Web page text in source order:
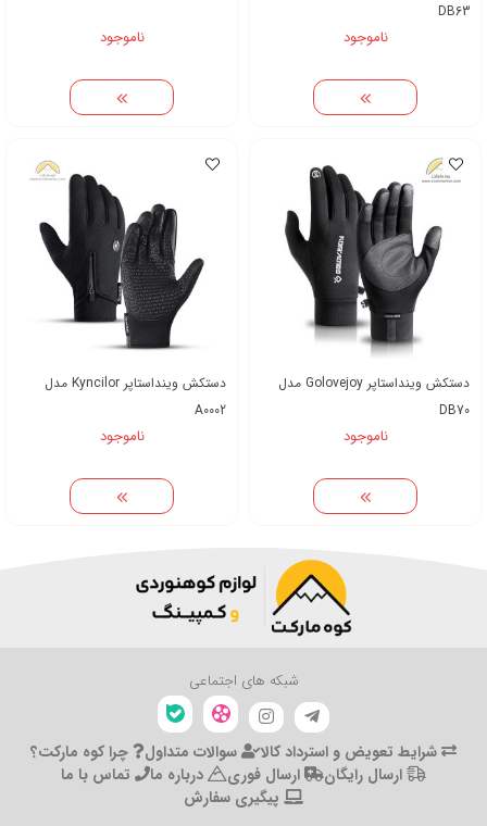
DB63
ناموجود ناموجود
دستکش وینداستاپر Golovejoy مدل
DB70
ناموجود
دستکش وینداستاپر Kyncilor مدل
A0002
ناموجود
شبکه های اجتماعی
شرایط تعویض و استرداد کالا سوالات متداول
چرا کوه مارکت؟
ارسال رایگان
ارسال فوری درباره ما
تماس با ما
پیگیری سفارش